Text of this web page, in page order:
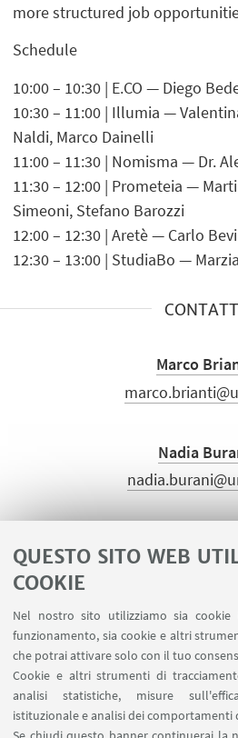
QUESTO SITO WEB
COOKIE
Nel nostro sito utilizziamo sia cookie
funzionamento, sia cookie e altri
che potrai attivare solo con il tuo
Cookie e altri strumenti di
analisi statistiche, misure
istituzionale e analisi dei comportamenti
more structured job
Schedule
10:00 – 10:30 | E.CO — Diego
10:30 – 11:00 | Illumia —
Naldi, Marco Dainelli
11:00 – 11:30 | Nomisma — Dr.
11:30 – 12:00 | Prometeia —
Simeoni, Stefano Barozzi
12:00 – 12:30 | Aretè — Carlo
12:30 – 13:00 | StudiaBo —
Marco
Nadia
Contatti
Area
SEGUI IL